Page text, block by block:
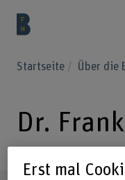
Startseite Über die
Dr.
Erst mal